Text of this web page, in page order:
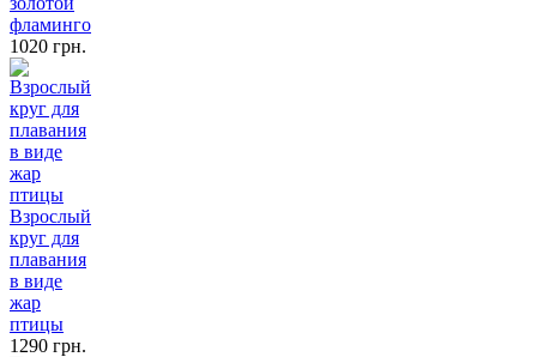
фламинго
1020 грн.
Взрослый
круг для
плавания
в виде
жар
птицы
1290 грн.